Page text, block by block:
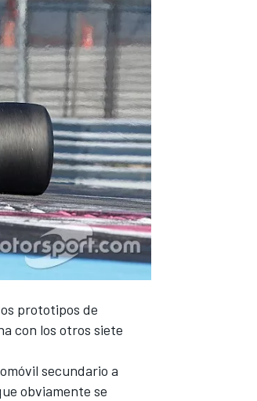
prototipos de
con los otros siete
secundario a
obviamente se